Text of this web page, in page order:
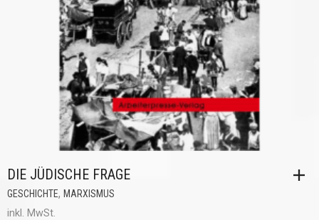
DIE JÜDISCHE FRAGE
GESCHICHTE, MARXISMUS
inkl. MwSt.